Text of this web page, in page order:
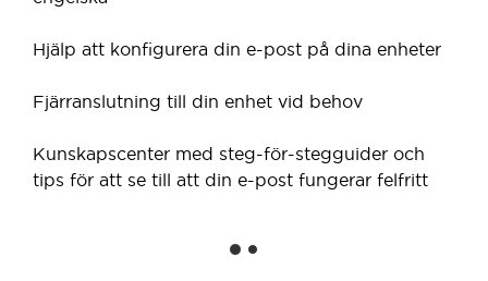
Hjälp att konfigurera din e-post på dina enheter
Fjärranslutning till din enhet vid behov
Kunskapscenter med steg-för-stegguider och
tips för att se till att din e-post fungerar felfritt